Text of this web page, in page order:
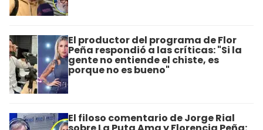
El productor del programa de Flor
Peña respondió a las críticas: "Si la
gente no entiende el chiste, es
porque no es bueno"
El filoso comentario de Jorge Rial